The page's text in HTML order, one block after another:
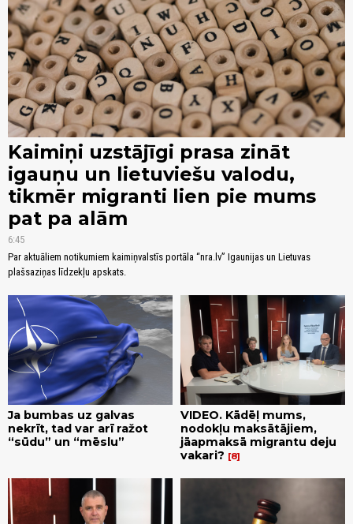
Kaimiņi uzstājīgi prasa zināt
igauņu un lietuviešu valodu,
tikmēr migranti lien pie mums
pat pa alām
6:45
Par aktuāliem notikumiem kaimiņvalstīs portāla “nra.lv” Igaunijas un Lietuvas
plašsaziņas līdzekļu apskats.
Ja bumbas uz galvas
nekrīt, tad var arī ražot
“sūdu” un “mēslu”
VIDEO. Kādēļ mums,
nodokļu maksātājiem,
jāapmaksā migrantu deju
vakari?
8